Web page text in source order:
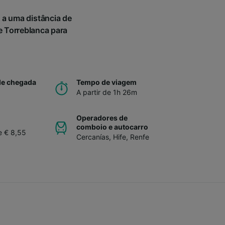
uma distância de
Torreblanca para
chegada
Tempo de viagem
A partir de 1h 26m
€ 8,55
Operadores de
comboio e autocarro
Cercanías, Hife, Renfe